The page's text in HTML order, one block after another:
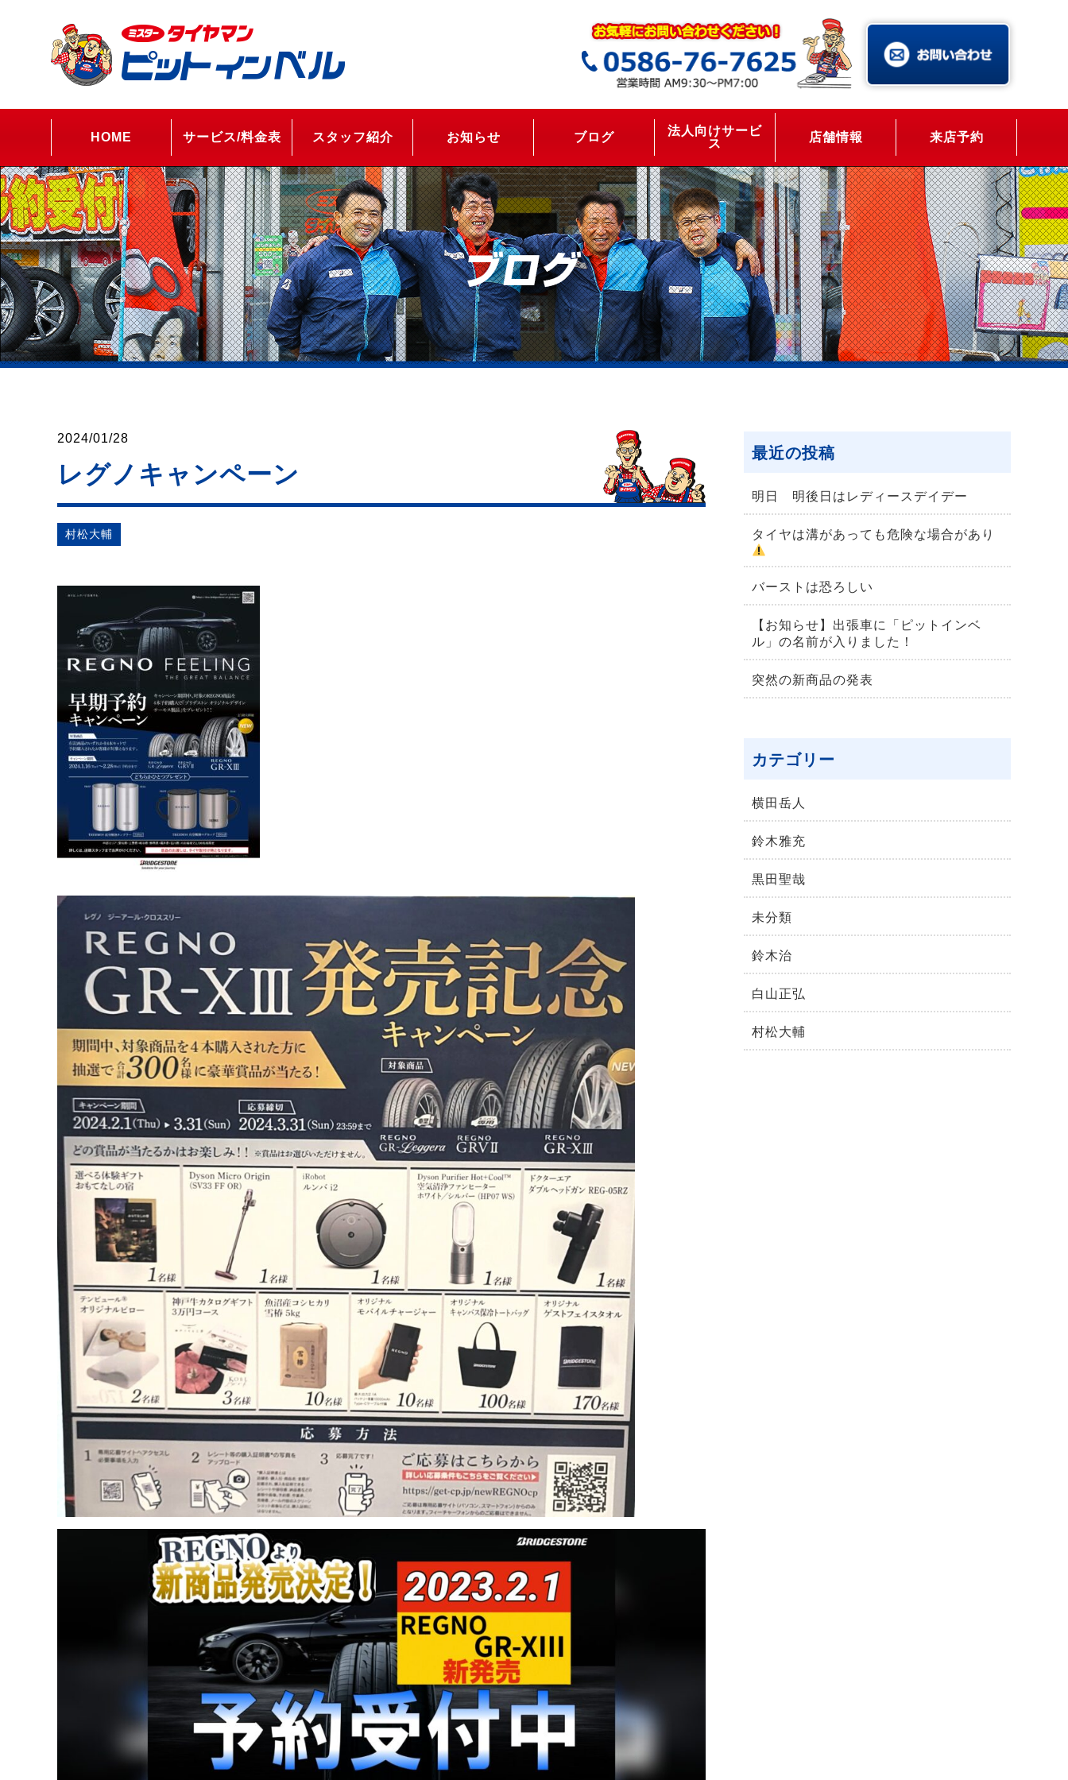
HOME サービス/料金表 スタッフ紹介 お知らせ ブログ
法人向けサービ
ス
店舗情報 来店予約
2024/01/28
レグノキャンペーン
村松⼤輔
最近の投稿
明日 明後日はレディースデイデー
タイヤは溝があっても危険な場合があり
バーストは恐ろしい
【お知らせ】出張車に「ピットインベ
ル」の名前が入りました！
突然の新商品の発表
カテゴリー
横⽥岳⼈
鈴木雅充
黒田聖哉
未分類
鈴⽊治
⽩⼭正弘
村松⼤輔